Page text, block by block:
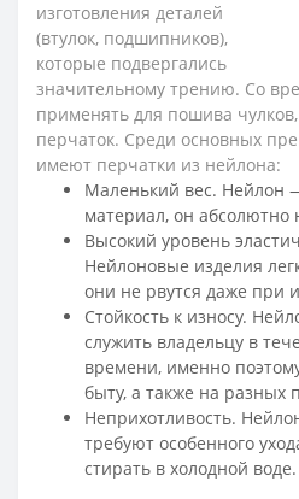
изготовления деталей
(втулок, подшипников),
которые подвергались
значительному трению. Со
применять для пошива
перчаток. Среди основных
имеют перчатки из нейлона:
Маленький вес. Нейлон
материал, он абсолютно
Высокий уровень
Нейлоновые изделия
они не рвутся даже при
Стойкость к износу.
служить владельцу в
времени, именно
быту, а также на разных
Неприхотливость.
требуют особенного
стирать в холодной воде.